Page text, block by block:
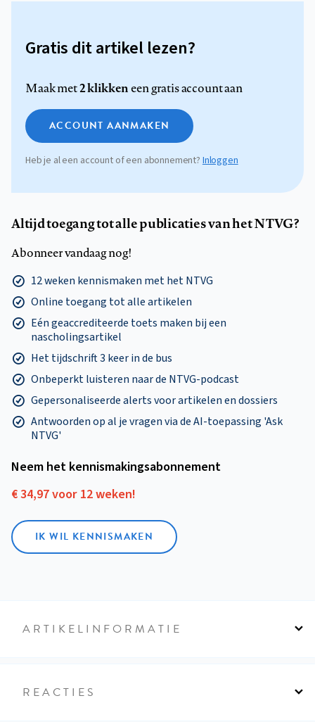
Gratis dit artikel lezen?
Maak met2 klikkeneen gratis account aan
ACCOUNT AANMAKEN
Heb je al een account of een abonnement? Inloggen
Altijd toegang tot alle publicaties van het NTVG?
Abonneer vandaag nog!
12 weken kennismaken met het NTVG
Online toegang tot alle artikelen
Eén geaccrediteerde toets maken bij een
nascholingsartikel
Het tijdschrift 3 keer in de bus
Onbeperkt luisteren naar de NTVG-podcast
Gepersonaliseerde alerts voor artikelen en dossiers
Antwoorden op al je vragen via de AI-toepassing 'Ask
NTVG'
Neem het kennismakings­abonnement
€ 34,97 voor 12 weken!
IK WIL KENNISMAKEN
ARTIKELINFORMATIE
REACTIES